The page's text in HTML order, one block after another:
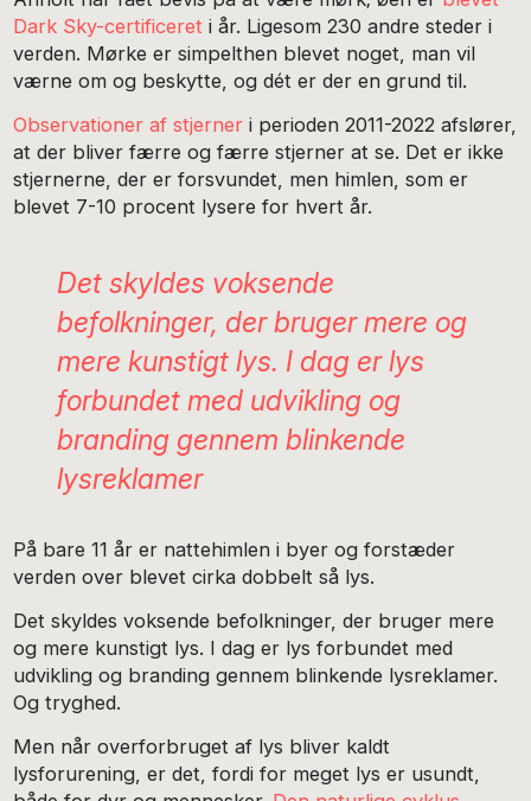
Dark Sky-certificeret i år. Ligesom 230 andre steder i
verden. Mørke er simpelthen blevet noget, man vil
værne om og beskytte, og dét er der en grund til.
Observationer af stjerner i perioden 2011-2022 afslører,
at der bliver færre og færre stjerner at se. Det er ikke
stjernerne, der er forsvundet, men himlen, som er
blevet 7-10 procent lysere for hvert år.
Det skyldes voksende
befolkninger, der bruger mere og
mere kunstigt lys. I dag er lys
forbundet med udvikling og
branding gennem blinkende
lysreklamer
På bare 11 år er nattehimlen i byer og forstæder
verden over blevet cirka dobbelt så lys.
Det skyldes voksende befolkninger, der bruger mere
og mere kunstigt lys. I dag er lys forbundet med
udvikling og branding gennem blinkende lysreklamer.
Og tryghed.
Men når overforbruget af lys bliver kaldt
lysforurening, er det, fordi for meget lys er usundt,